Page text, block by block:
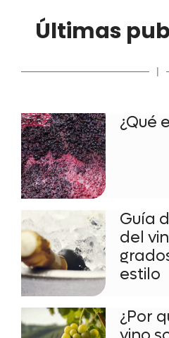
Últimas
|
¿Qué
Guía
del
estilo
¿Por